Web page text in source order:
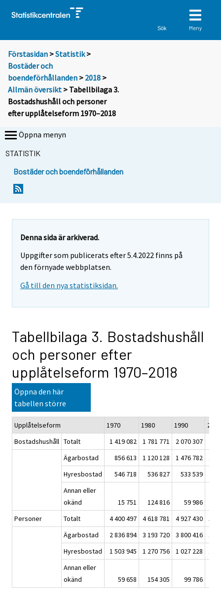
Sök Meny
Förstasidan >Statistik >
Bostäder och
boendeförhållanden > 2018 >
Allmän översikt > Tabellbilaga 3.
Bostadshushåll och personer
efter upplåtelseform 1970–2018
Öppna menyn
STATISTIK
Bostäder och boendeförhållanden
Denna sida är arkiverad.
Uppgifter som publicerats efter 5.4.2022 finns på
den förnyade webbplatsen.
Gå till den nya statistiksidan.
Tabellbilaga 3. Bostadshushåll
och personer efter
upplåtelseform 1970–2018
Öppna den här
tabellen större
Upplåtelseform 1970 1980 1990
Bostadshushåll Totalt 1 419 082 1 781 771 2 070 307
Ägarbostad
856 613 1 120 128 1 476 782
1
Hyresbostad
546 718 536 827 533 539
Annan eller
okänd
15 751 124 816 59 986
Personer
Totalt 4 400 497 4 618 781 4 927 430
5
Ägarbostad
2 836 894 3 193 720 3 800 416
3
Hyresbostad
1 503 945 1 270 756 1 027 228
1
Annan eller
okänd
59 658 154 305 99 786